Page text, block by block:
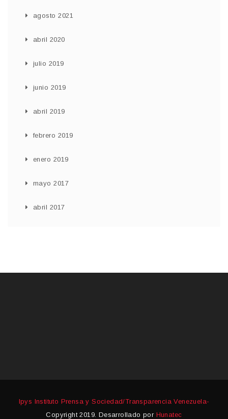
agosto 2021
abril 2020
julio 2019
junio 2019
abril 2019
febrero 2019
enero 2019
mayo 2017
abril 2017
Ipys Instituto Prensa y Sociedad/Transparencia Venezuela-
Copyright 2019. Desarrollado por Hunatec